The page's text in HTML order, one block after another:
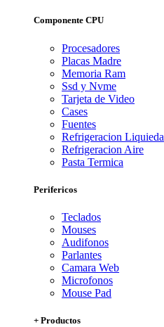
Componente CPU
Procesadores
Placas Madre
Memoria Ram
Ssd y Nvme
Tarjeta de Video
Cases
Fuentes
Refrigeracion Liquieda
Refrigeracion Aire
Pasta Termica
Perifericos
Teclados
Mouses
Audifonos
Parlantes
Camara Web
Microfonos
Mouse Pad
+ Productos